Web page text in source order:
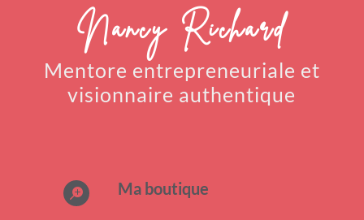
Nancy Richard
Mentore entrepreneuriale et
visionnaire authentique
 Ma boutique